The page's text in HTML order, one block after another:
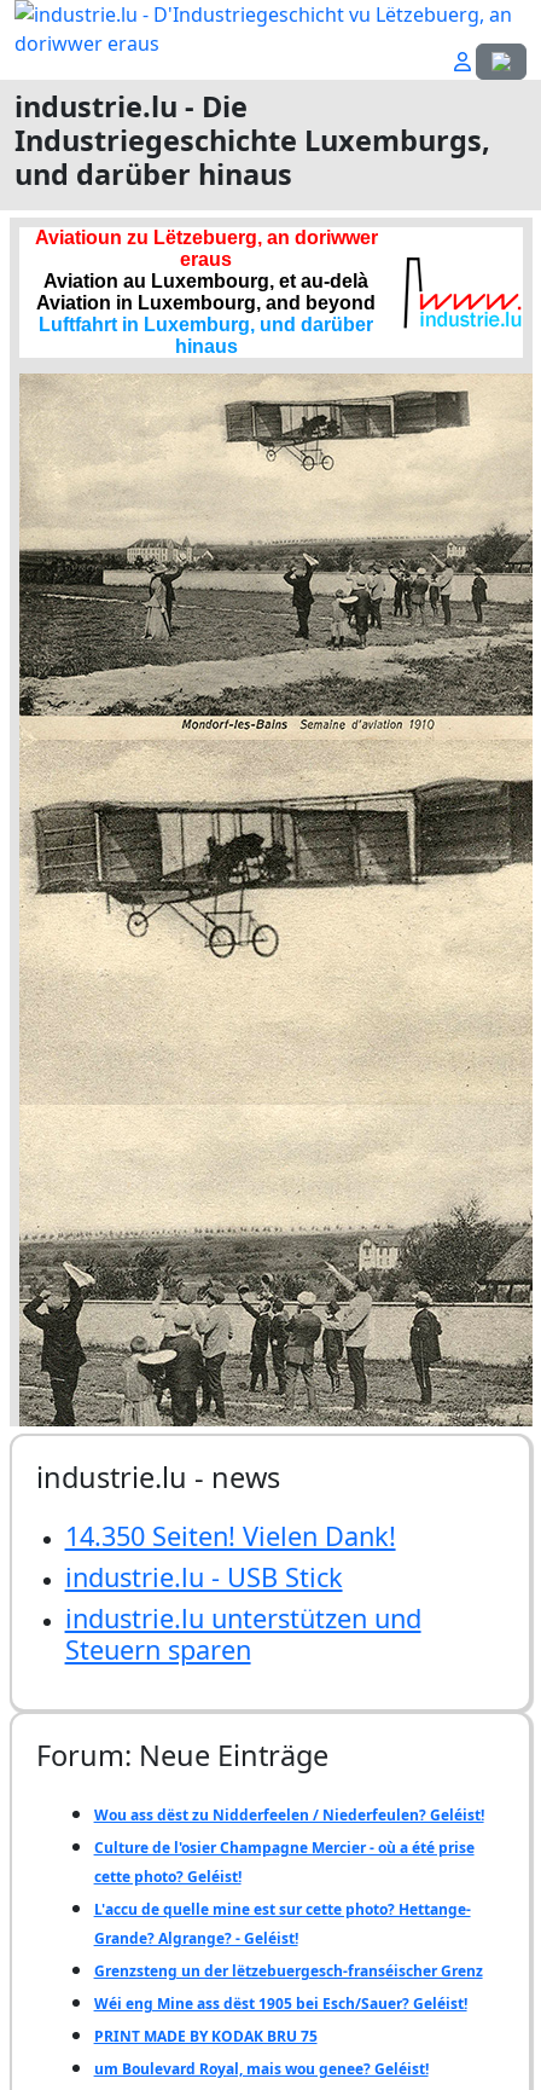
industrie.lu - Die
Industriegeschichte Luxemburgs,
und darüber hinaus
industrie.lu - news
14.350 Seiten! Vielen Dank!
industrie.lu - USB Stick
industrie.lu unterstützen und
Steuern sparen
Forum: Neue Einträge
Wou ass dëst zu Nidderfeelen / Niederfeulen? Geléist!
Culture de l'osier Champagne Mercier - où a été prise
cette photo? Geléist!
L'accu de quelle mine est sur cette photo? Hettange-
Grande? Algrange? - Geléist!
Grenzsteng un der lëtzebuergesch-franséischer Grenz
Wéi eng Mine ass dëst 1905 bei Esch/Sauer? Geléist!
PRINT MADE BY KODAK BRU 75
um Boulevard Royal, mais wou genee? Geléist!